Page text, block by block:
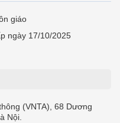
giáo
ngày 17/10/2025
(VNTA), 68 Dương
Nội.